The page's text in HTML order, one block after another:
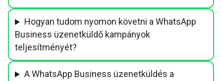
Hogyan tudom nyomon követni a WhatsApp
Business üzenetküldő kampányok
teljesítményét?
A WhatsApp Business üzenetküldés a